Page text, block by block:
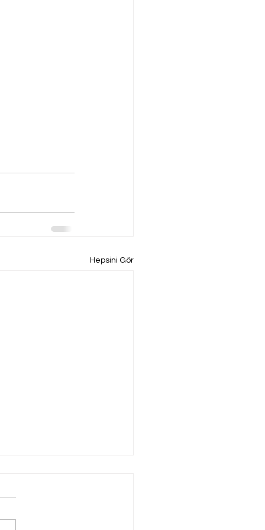
Hepsini Gör